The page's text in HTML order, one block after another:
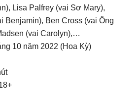
Lisa Palfrey (vai Sơ Mary),
Benjamin), Ben Cross (vai Ông
(vai Carolyn),…
10 năm 2022 (Hoa Kỳ)